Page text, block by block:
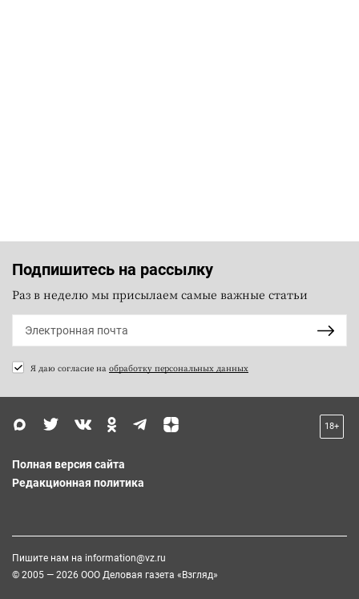
Подпишитесь на рассылку
Раз в неделю мы присылаем самые важные статьи
Я даю согласие на обработку персональных данных
18+
Полная версия сайта
Редакционная политика
Пишите нам на information@vz.ru
© 2005 — 2026 ООО Деловая газета «Взгляд»